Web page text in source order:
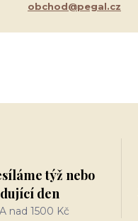
obchod@pegal.cz
týž nebo
den
nad 1500 Kč